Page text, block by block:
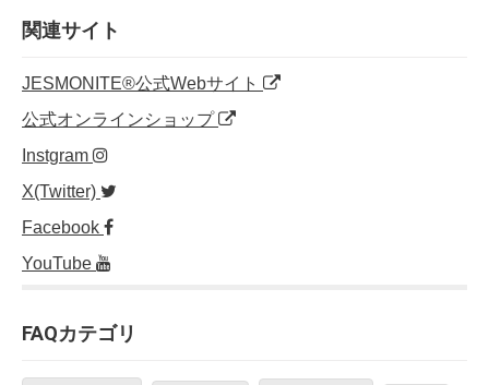
o
o
k
関連サイト
JESMONITE®公式Webサイト
公式オンラインショップ
Instgram
X(Twitter)
Facebook
YouTube
FAQカテゴリ